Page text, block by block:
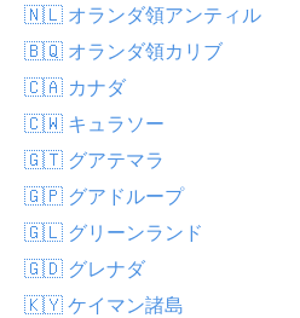
🇳🇱 オランダ領アンティル
🇧🇶 オランダ領カリブ
🇨🇦 カナダ
🇨🇼 キュラソー
🇬🇹 グアテマラ
🇬🇵 グアドループ
🇬🇱 グリーンランド
🇬🇩 グレナダ
🇰🇾 ケイマン諸島